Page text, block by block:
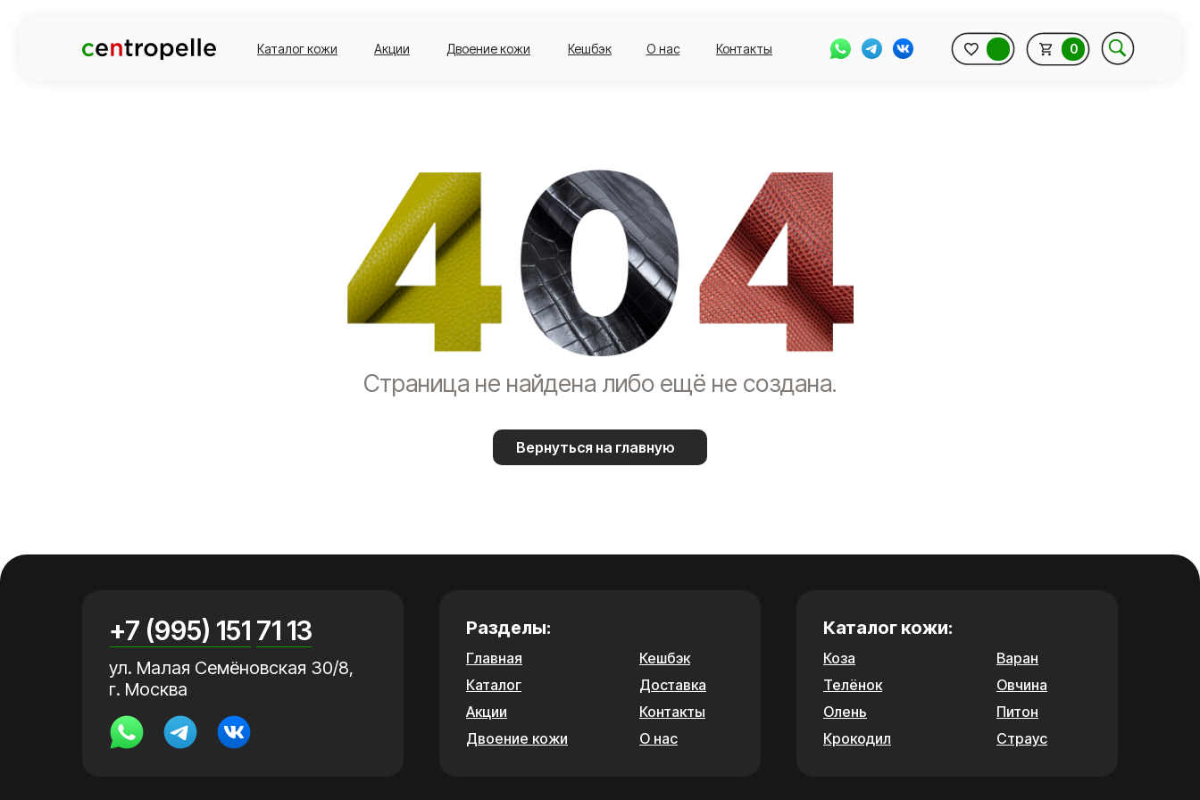
Каталог кожи Акции Двоение кожи Кешбэк О нас Контакты 0
Страница не найдена либо ещё не создана.
Вернуться на главную
Главная
Акции
Двоение кожи
О нас
Коза
Телёнок
Олень
Овчина
Крокодил
Варан
Страус
Питон
Доставка
Контакты
Каталог
Кешбэк
Каталог кожи:
ул. Малая Семёновская 30/8,
г. Москва
Разделы:
+7 (995) 151 71 13